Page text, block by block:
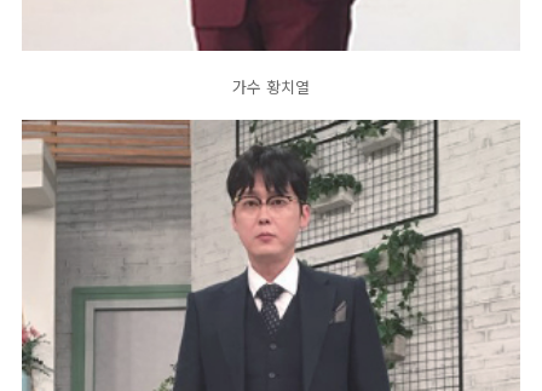
가수 황치열